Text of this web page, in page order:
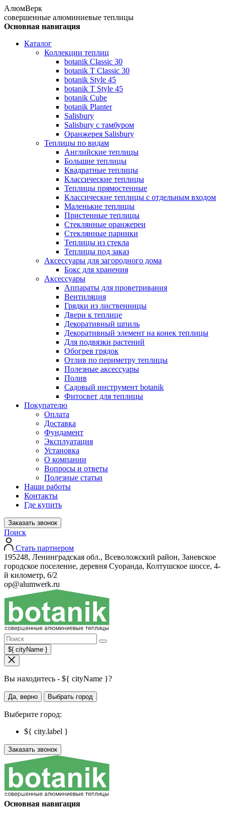
АлюмВерк
совершенные алюминиевые теплицы
Основная навигация
Каталог
Коллекции теплиц
botanik Classic 30
botanik T Classic 30
botanik Style 45
botanik Т Style 45
botanik Cube
botanik Planter
Salisbury
Salisbury с тамбуром
Оранжерея Salisbury
Теплицы по видам
Английские теплицы
Большие теплицы
Квадратные теплицы
Классические теплицы
Теплицы прямостенные
Классические теплицы с отдельным входом
Маленькие теплицы
Пристенные теплицы
Стеклянные оранжереи
Стеклянные парники
Теплицы из стекла
Теплицы под заказ
Аксессуары для загородного дома
Бокс для хранения
Аксессуары
Аппараты для проветривания
Вентиляция
Грядки из лиственницы
Двери к теплице
Декоративный шпиль
Декоративный элемент на конек теплицы
Для подвязки растений
Обогрев грядок
Отлив по периметру теплицы
Полезные аксессуары
Полив
Садовый инструмент botanik
Фитосвет для теплицы
Покупателю
Оплата
Доставка
Фундамент
Эксплуатация
Установка
О компании
Вопросы и ответы
Полезные статьи
Наши работы
Контакты
Где купить
Заказать звонок
Поиск
Стать партнером
195248, Ленинградская обл., Всеволожский район, Заневское
городское поселение, деревня Суоранда, Колтушское шоссе, 4-
й километр, 6/2
op@alumwerk.ru
${ cityName }
Вы находитесь - ${ cityName }?
Да, верно Выбрать город
Выберите город:
${ city.label }
Заказать звонок
Основная навигация